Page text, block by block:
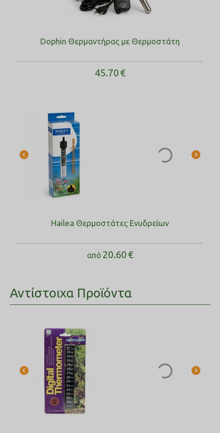
Dophin Θερμαντήρας με Θερμοστάτη
45.70€
Hailea Θερμοστάτες Ενυδρείων
από 20.60€
Αντίστοιχα Προϊόντα